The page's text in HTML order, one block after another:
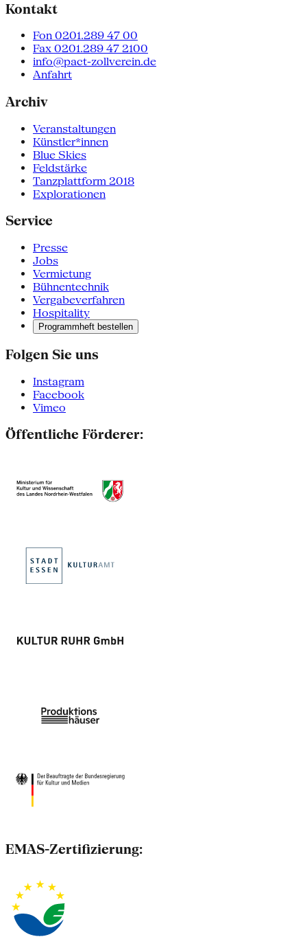
Kontakt
Fon 0201.289 47 00
Fax 0201.289 47 2100
info@pact-zollverein.de
Anfahrt
Archiv
Veranstaltungen
Künstler*innen
Blue Skies
Feldstärke
Tanzplattform 2018
Explorationen
Service
Presse
Jobs
Vermietung
Bühnentechnik
Vergabeverfahren
Hospitality
Programmheft bestellen
Folgen Sie uns
Instagram
Facebook
Vimeo
Öffentliche Förderer:
EMAS-Zertifizierung: